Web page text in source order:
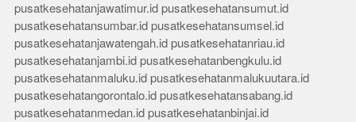
pusatkesehatanjawatimur.id pusatkesehatansumut.id
pusatkesehatansumbar.id pusatkesehatansumsel.id
pusatkesehatanjawatengah.id pusatkesehatanriau.id
pusatkesehatanjambi.id pusatkesehatanbengkulu.id
pusatkesehatanmaluku.id pusatkesehatanmalukuutara.id
pusatkesehatangorontalo.id pusatkesehatansabang.id
pusatkesehatanmedan.id pusatkesehatanbinjai.id